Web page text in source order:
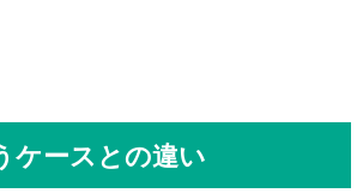
ケースとの違い